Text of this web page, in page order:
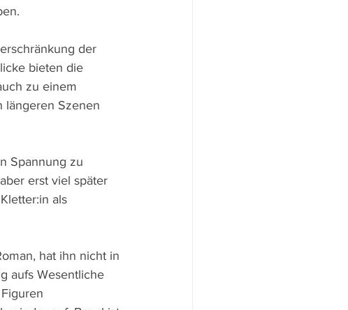
der
bieten die
zu einem
längeren Szenen
Spannung zu
erst viel später
als
hat ihn nicht in
aufs Wesentliche